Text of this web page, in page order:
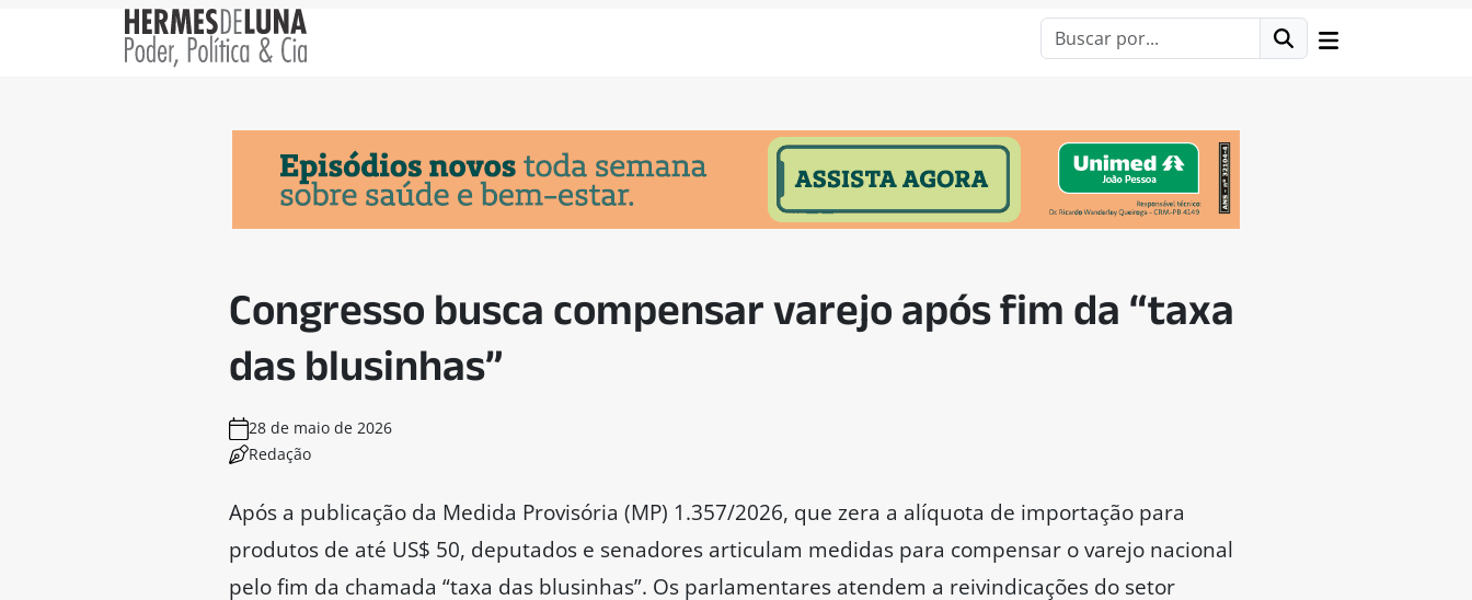
Congresso busca compensar varejo após fim da “taxa
das blusinhas”
28 de maio de 2026
Redação
Após a publicação da Medida Provisória (MP) 1.357/2026, que zera a alíquota de importação para
produtos de até US$ 50, deputados e senadores articulam medidas para compensar o varejo nacional
pelo fim da chamada “taxa das blusinhas”. Os parlamentares atendem a reivindicações do setor